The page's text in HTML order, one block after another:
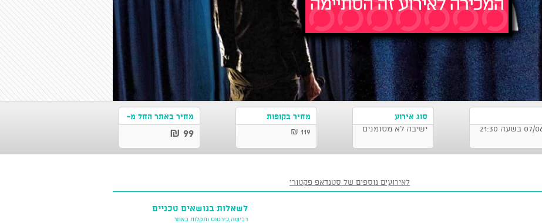
סוג אירוע
ישיבה לא מסומנים
מחיר בקופות
119 ₪
מחיר באתר החל מ-
99 ₪
לאירועים נוספים של סטנדאפ פקטורי
לשאלות בנושאים טכניים
רכישה,כירטוס ותקלות באתר